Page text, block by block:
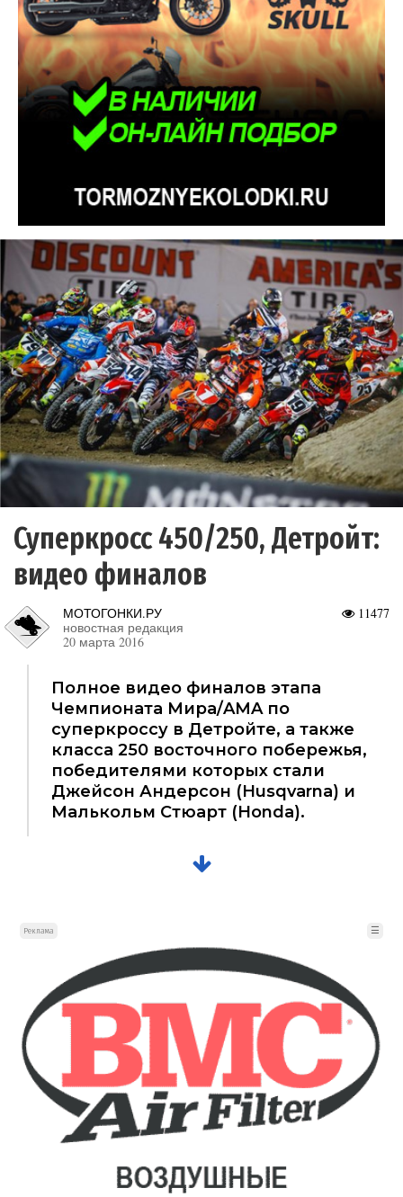
Суперкросс 450/250, Детройт:
видео финалов
11477
МОТОГОНКИ.РУ
новостная редакция
20 марта 2016
Полное видео финалов этапа
Чемпионата Мира/AMA по
суперкроссу в Детройте, а также
класса 250 восточного побережья,
победителями которых стали
Джейсон Андерсон (Husqvarna) и
Малькольм Стюарт (Honda).
Реклама ☰